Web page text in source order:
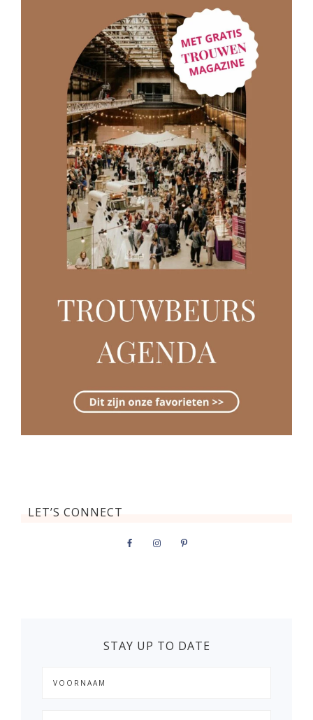
LET’S CONNECT
STAY UP TO DATE